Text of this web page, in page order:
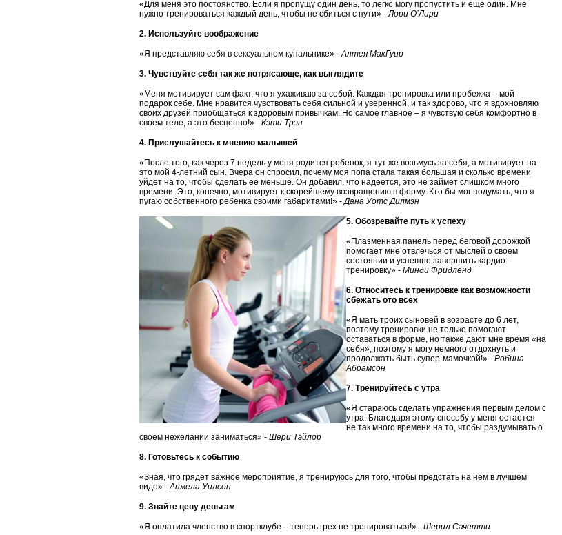
«Для меня это постоянство. Если я пропущу один день, то легко могу пропустить и еще один. Мне
нужно тренироваться каждый день, чтобы не сбиться с пути» - Лори О’Лири
2. Используйте воображение
«Я представляю себя в сексуальном купальнике» - Алтея МакГуир
3. Чувствуйте себя так же потрясающе, как выглядите
«Меня мотивирует сам факт, что я ухаживаю за собой. Каждая тренировка или пробежка – мой
подарок себе. Мне нравится чувствовать себя сильной и уверенной, и так здорово, что я вдохновляю
своих друзей приобщаться к здоровым привычкам. Но самое главное – я чувствую себя комфортно в
своем теле, а это бесценно!» - Кэти Трэн
4. Прислушайтесь к мнению малышей
«После того, как через 7 недель у меня родится ребенок, я тут же возьмусь за себя, а мотивирует на
это мой 4-летний сын. Вчера он спросил, почему моя попа стала такая большая и сколько времени
уйдет на то, чтобы сделать ее меньше. Он добавил, что надеется, это не займет слишком много
времени. Это, конечно, мотивирует к скорейшему возвращению в форму. Кто бы мог подумать, что я
пугаю собственного ребенка своими габаритами!» - Дана Уотс Дилмэн
5. Обозревайте путь к успеху
«Плазменная панель перед беговой дорожкой
помогает мне отвлечься от мыслей о своем
состоянии и успешно завершить кардио-
тренировку» - Минди Фридленд
6. Относитесь к тренировке как возможности
сбежать ото всех
«Я мать троих сыновей в возрасте до 6 лет,
поэтому тренировки не только помогают
оставаться в форме, но также дают мне время «на
себя», поэтому я могу немного отдохнуть и
продолжать быть супер-мамочкой!» - Робина
Абрамсон
7. Тренируйтесь с утра
«Я стараюсь сделать упражнения первым делом с
утра. Благодаря этому способу у меня остается
не так много времени на то, чтобы раздумывать о
своем нежелании заниматься» - Шери Тэйлор
8. Готовьтесь к событию
«Зная, что грядет важное мероприятие, я тренируюсь для того, чтобы предстать на нем в лучшем
виде» - Анжела Уилсон
9. Знайте цену деньгам
«Я оплатила членство в спортклубе – теперь грех не тренироваться!» - Шерил Сачетти